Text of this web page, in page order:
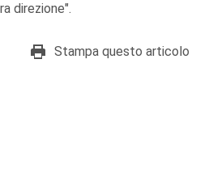
direzione".
Stampa questo articolo